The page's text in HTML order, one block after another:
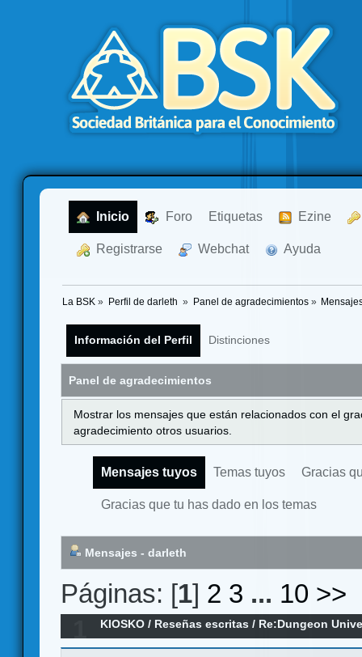
Inicio Foro Etiquetas Ezine
Registrarse Webchat Ayuda
La BSK » Perfil de darleth » Panel de agradecimientos»
Información del Perfil Distinciones
Panel de agradecimientos
Mostrar los mensajes que están relacionados con el
agradecimiento otros usuarios.
Mensajes tuyos Temas tuyos Gracias
Gracias que tu has dado en los temas
Mensajes - darleth
Páginas: [1] 2 3 ... 10 >>
KIOSKO / Reseñas escritas / Re:Dungeon